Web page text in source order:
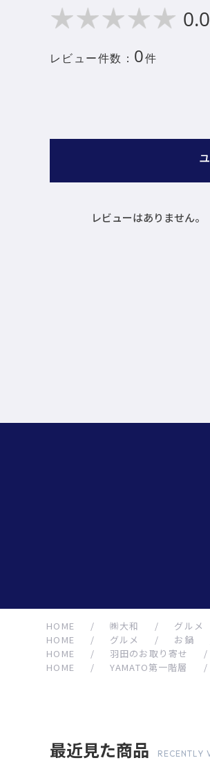
HOME / ㈱大和 / グルメ
HOME
/ グルメ / お鍋
HOME
/ 羽田のお取り寄せ /
HOME
/ YAMATO第一階層 /
0.0
レビュー件数： 0件
レビューはありません。
最近見た商品 RECENTLY